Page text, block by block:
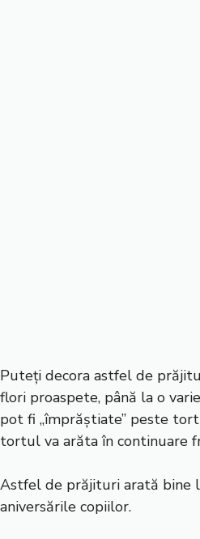
Puteți decora astfel de
flori proaspete, până la o
pot fi „împrăștiate” peste
tortul va arăta în continuare
Astfel de prăjituri arată bine
aniversările copiilor.